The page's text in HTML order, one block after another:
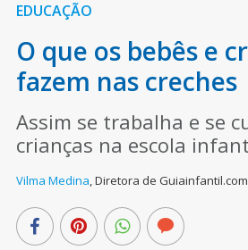
EDUCAÇÃO
O que os bebês e
fazem nas creches
Assim se trabalha e se
crianças na escola
Vilma Medina,Diretora de Guiainfantil.com